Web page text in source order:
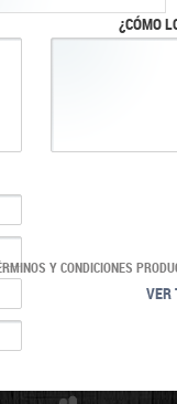
¿CÓMO
Y CONDICIONES
VER